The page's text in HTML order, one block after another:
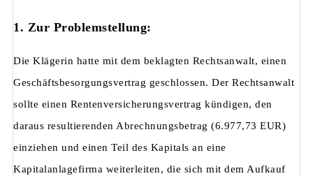
1. Zur Problemstellung:
Die Klägerin hatte mit dem beklagten Rechtsanwalt, einen
Geschäftsbesorgungsvertrag geschlossen. Der Rechtsanwalt
sollte einen Rentenversicherungsvertrag kündigen, den
daraus resultierenden Abrechnungsbetrag (6.977,73 EUR)
einziehen und einen Teil des Kapitals an eine
Kapitalanlagefirma weiterleiten, die sich mit dem Aufkauf